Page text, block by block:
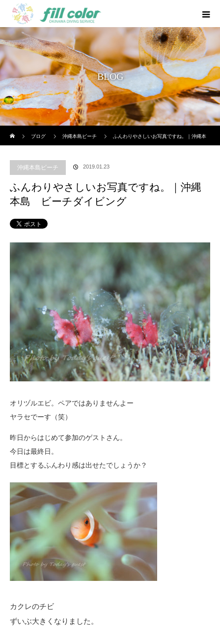
BLOG
ブログ
沖縄本島ビーチ ふんわりやさしいお写真ですね。｜沖縄本
沖縄本島ビーチ 2019.01.23
ふんわりやさしいお写真ですね。｜沖縄
本島 ビーチダイビング
オリヅルエビ。ペアではありませんよー
ヤラセでーす（笑）
昨日からはじめて参加のゲストさん。
今日は最終日。
目標とするふんわり感は出せたでしょうか？
カクレのチビ
ずいぶ大きくなりました。